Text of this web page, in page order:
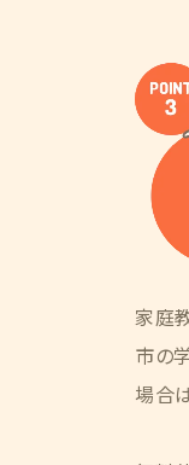
家庭
市の
場合